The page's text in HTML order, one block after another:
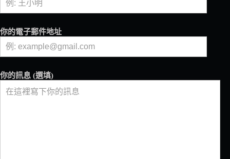
你的電子郵件地址
你的訊息 (選填)